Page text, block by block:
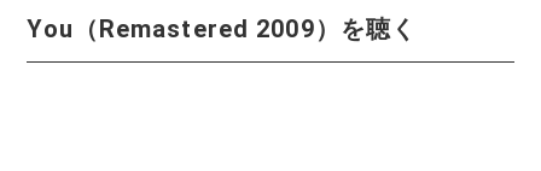
You（Remastered 2009）を聴く